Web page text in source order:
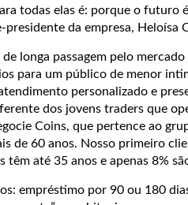
todas elas é: porque o futuro
da empresa, Heloísa
longa passagem pelo
para um público de menor
personalizado e
dos jovens traders que
Coins, que pertence ao
de 60 anos. Nosso primeiro
até 35 anos e apenas 8%
empréstimo por 90 ou 180